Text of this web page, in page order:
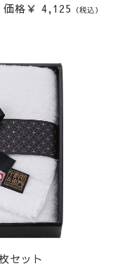
価格￥ 4,125 （税込）
セット